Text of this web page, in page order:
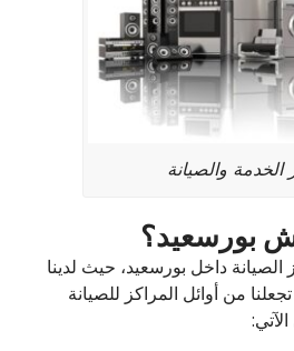
الخدمة والصيانة
بورسعيد؟
داخل بورسعيد، حيث لدينا
من أوائل المراكز للصيانة